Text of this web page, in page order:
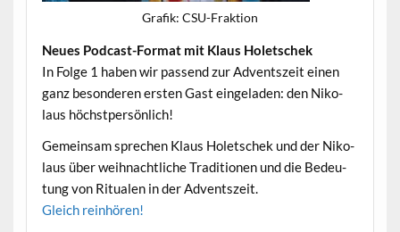
Grafik: CSU-Frak­tion
Neues Pod­cast-For­mat mit Klaus Holetschek
In Folge 1 haben wir passend zur Adventszeit einen
ganz beson­deren ersten Gast ein­ge­laden: den Niko­
laus höchstpersönlich!
Gemein­sam sprechen Klaus Holetschek und der Niko­
laus über wei­h­nachtliche Tra­di­tio­nen und die Bedeu­
tung von Rit­ualen in der Adventszeit.
Gle­ich reinhören!